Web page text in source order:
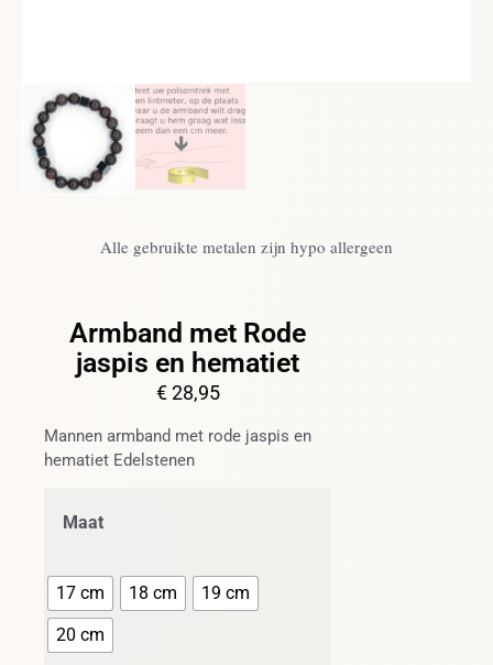
Alle gebruikte metalen zijn hypo allergeen
Armband met Rode
jaspis en hematiet
€28,95
Mannen armband met rode jaspis en
hematiet Edelstenen
Maat
17 cm 18 cm
19 cm
20 cm